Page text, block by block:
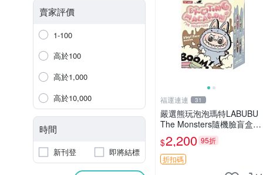
賣家評價
1-100
高於100
高於1,000
高於10,000
時間
新刊登 即將結標
福運連連 31
嚴選熊玩泡泡瑪特LABUBU
The Monsters隨機臉盲盒，
萌趣馬卡龍設計 芝麻豆豆 L
ABUBU LABUBU THE MO
NSTERS 橙色豆
$2,200 95折
折扣碼